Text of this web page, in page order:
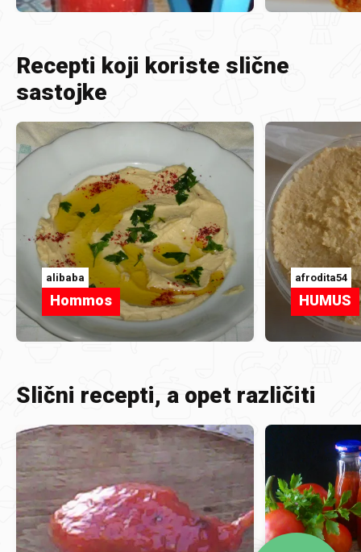
Recepti koji koriste slične
sastojke
alibaba
Hommos
afrodita54
HUMUS
Slični recepti, a opet različiti